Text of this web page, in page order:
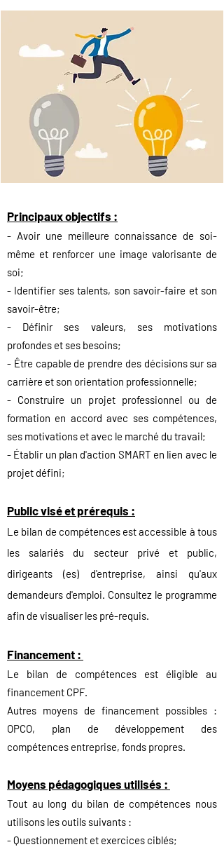
Principaux objectifs :
- Avoir une meilleure connaissance de soi-
même et renforcer une image valorisante de
soi;
- Identifier ses talents, son savoir-faire et son
savoir-être;
- Définir ses valeurs, ses motivations
profondes et ses besoins;
- Être capable de prendre des décisions sur sa
carrière et son orientation professionnelle;
- Construire un projet professionnel ou de
formation en accord avec ses compétences,
ses motivations et avec le marché du travail;
- Établir un plan d'action SMART en lien avec le
projet défini;
Public visé et prérequis :
Le bilan de compétences est accessible à tous
les salariés du secteur privé et public,
dirigeants (es) d'entreprise, ainsi qu'aux
demandeurs d'emploi. Consultez le programme
afin de visualiser les pré-requis.
Financement :
Le bilan de compétences est éligible au
financement CPF.
Autres moyens de financement possibles :
OPCO, plan de développement des
compétences entreprise, fonds propres.
Moyens pédagogiques utilisés :
Tout au long du bilan de compétences nous
utilisons les outils suivants :
- Questionnement et exercices ciblés;